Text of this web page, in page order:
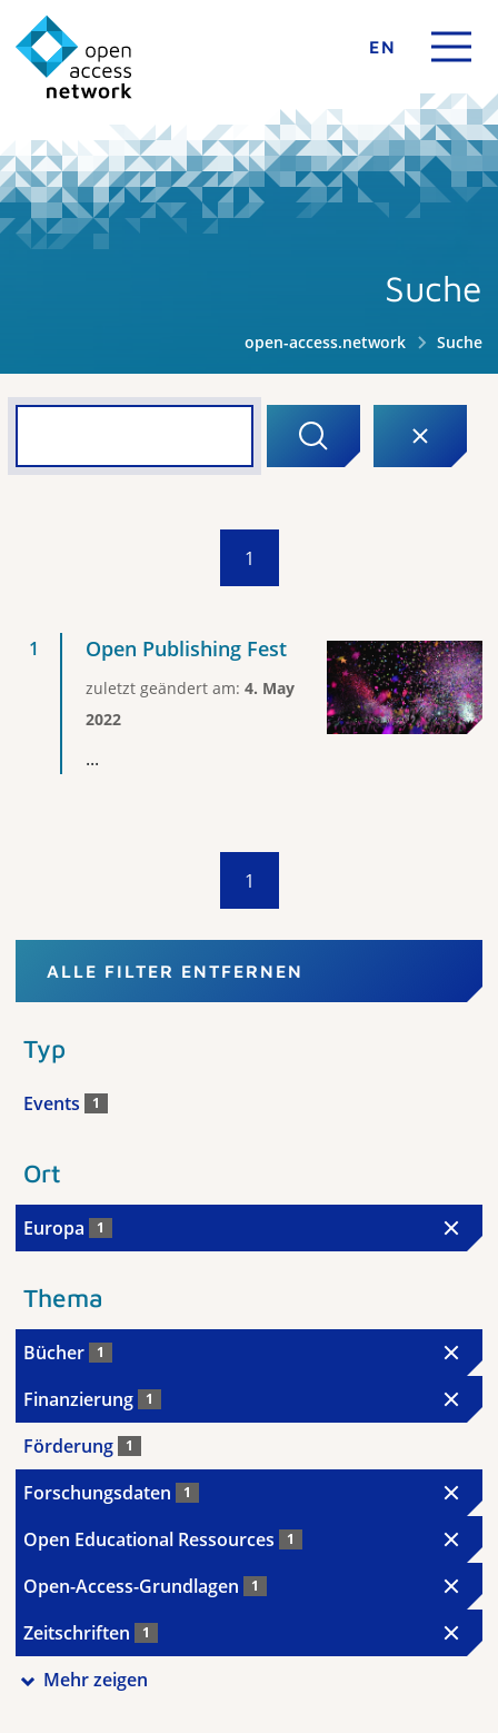
EN
Suche
open-access.network Suche
1
Open Publishing Fest
zuletzt geändert am: 4. May
2022
...
1
ALLE FILTER ENTFERNEN
Typ
Events 1
Ort
Europa 1
Thema
Bücher 1
Finanzierung 1
Förderung 1
Forschungsdaten 1
Open Educational Ressources 1
Open-Access-Grundlagen 1
Zeitschriften 1
Mehr zeigen